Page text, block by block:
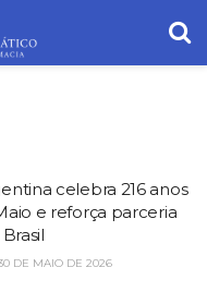
celebra 216 anos
e reforça parceria
DE MAIO DE 2026